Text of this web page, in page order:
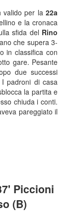
valido per la22a
e la cronaca
sfida del Rino
che supera 3-
in classifica con
gare. Pesante
due successi
padroni di casa
la partita e
chiuda i conti.
pareggiato il
Piccioni
(B)